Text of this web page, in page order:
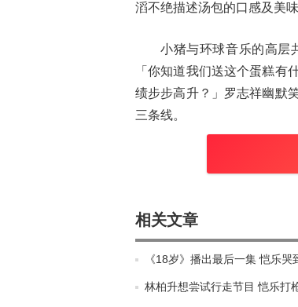
滔不绝描述汤包的口感及美味
小猪与环球音乐的高层
「你知道我们送这个蛋糕有
绩步步高升？」罗志祥幽默
三条线。
相关文章
《18岁》播出最后一集 恺乐哭
林柏升想尝试行走节目 恺乐打